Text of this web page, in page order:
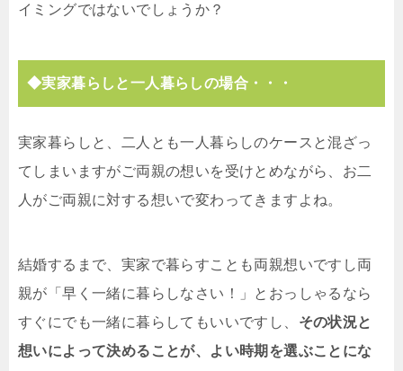
イミングではないでしょうか？
◆実家暮らしと一人暮らしの場合・・・
実家暮らしと、二人とも一人暮らしのケースと混ざっ
てしまいますがご両親の想いを受けとめながら、お二
人がご両親に対する想いで変わってきますよね。
結婚するまで、実家で暮らすことも両親想いですし両
親が「早く一緒に暮らしなさい！」とおっしゃるなら
すぐにでも一緒に暮らしてもいいですし、 その状況と
想いによって決めることが、よい時期を選ぶことにな